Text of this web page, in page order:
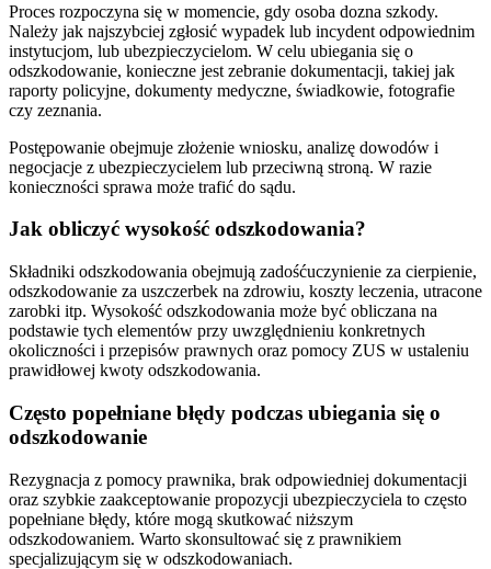
Proces rozpoczyna się w momencie, gdy osoba dozna szkody.
Należy jak najszybciej zgłosić wypadek lub incydent odpowiednim
instytucjom, lub ubezpieczycielom. W celu ubiegania się o
odszkodowanie, konieczne jest zebranie dokumentacji, takiej jak
raporty policyjne, dokumenty medyczne, świadkowie, fotografie
czy zeznania.
Postępowanie obejmuje złożenie wniosku, analizę dowodów i
negocjacje z ubezpieczycielem lub przeciwną stroną. W razie
konieczności sprawa może trafić do sądu.
Jak obliczyć wysokość odszkodowania?
Składniki odszkodowania obejmują zadośćuczynienie za cierpienie,
odszkodowanie za uszczerbek na zdrowiu, koszty leczenia, utracone
zarobki itp. Wysokość odszkodowania może być obliczana na
podstawie tych elementów przy uwzględnieniu konkretnych
okoliczności i przepisów prawnych oraz pomocy ZUS w ustaleniu
prawidłowej kwoty odszkodowania.
Często popełniane błędy podczas ubiegania się o
odszkodowanie
Rezygnacja z pomocy prawnika, brak odpowiedniej dokumentacji
oraz szybkie zaakceptowanie propozycji ubezpieczyciela to często
popełniane błędy, które mogą skutkować niższym
odszkodowaniem. Warto skonsultować się z prawnikiem
specjalizującym się w odszkodowaniach.